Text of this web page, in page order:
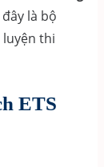
là bộ
luyện thi
ETS